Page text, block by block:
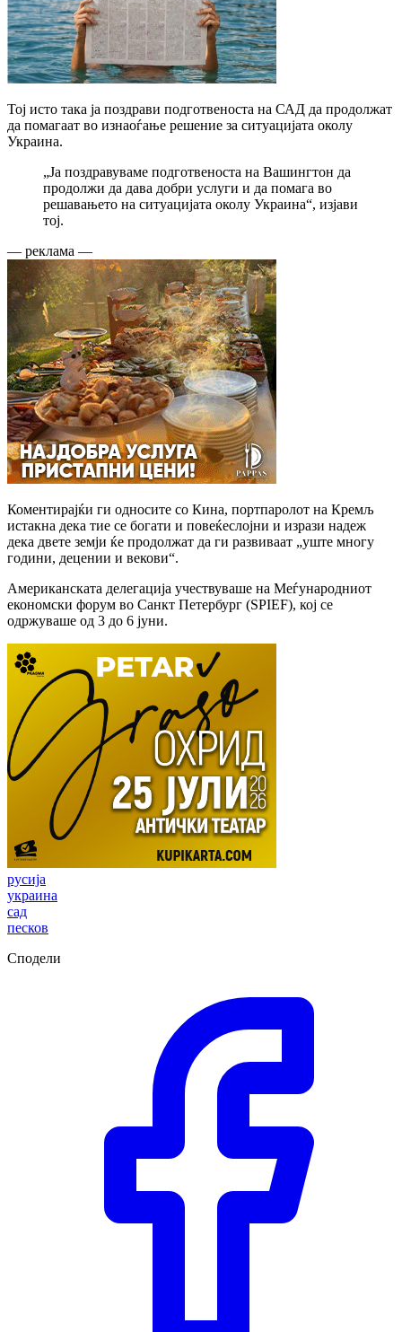
Тој исто така ја поздрави подготвеноста на САД да продолжат
да помагаат во изнаоѓање решение за ситуацијата околу
Украина.
„Ја поздравуваме подготвеноста на Вашингтон да
продолжи да дава добри услуги и да помага во
решавањето на ситуацијата околу Украина“, изјави
тој.
— реклама —
Коментирајќи ги односите со Кина, портпаролот на Кремљ
истакна дека тие се богати и повеќеслојни и изрази надеж
дека двете земји ќе продолжат да ги развиваат „уште многу
години, децении и векови“.
Американската делегација учествуваше на Меѓународниот
економски форум во Санкт Петербург (SPIEF), кој се
одржуваше од 3 до 6 јуни.
русија
украина
сад
песков
Сподели